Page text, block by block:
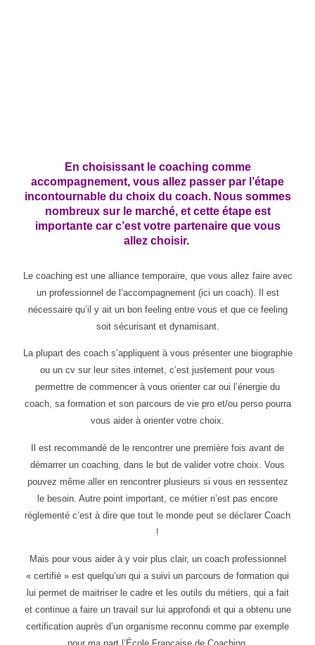
En choisissant le coaching comme
accompagnement, vous allez passer par l’étape
incontournable du choix du coach. Nous sommes
nombreux sur le marché, et cette étape est
importante car c’est votre partenaire que vous
allez choisir.
Le coaching est une alliance temporaire, que vous allez faire avec
un professionnel de l’accompagnement (ici un coach). Il est
nécessaire qu’il y ait un bon feeling entre vous et que ce feeling
soit sécurisant et dynamisant.
La plupart des coach s’appliquent à vous présenter une biographie
ou un cv sur leur sites internet, c’est justement pour vous
permettre de commencer à vous orienter car oui l’énergie du
coach, sa formation et son parcours de vie pro et/ou perso pourra
vous aider à orienter votre choix.
Il est recommandé de le rencontrer une première fois avant de
démarrer un coaching, dans le but de valider votre choix. Vous
pouvez même aller en rencontrer plusieurs si vous en ressentez
le besoin. Autre point important, ce métier n’est pas encore
réglementé c’est à dire que tout le monde peut se déclarer Coach
!
Mais pour vous aider à y voir plus clair, un coach professionnel
« certifié » est quelqu’un qui a suivi un parcours de formation qui
lui permet de maitriser le cadre et les outils du métiers, qui a fait
et continue a faire un travail sur lui approfondi et qui a obtenu une
certification auprès d’un organisme reconnu comme par exemple